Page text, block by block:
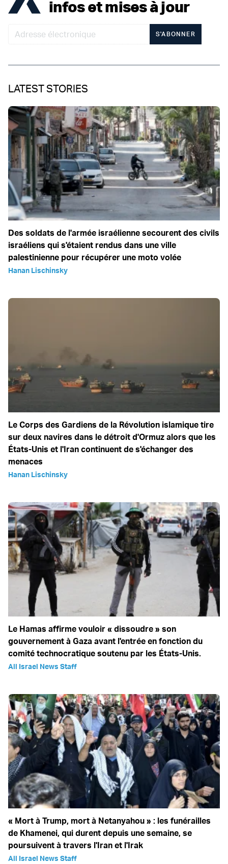
infos et mises à jour
S'ABONNER
LATEST STORIES
Des soldats de l'armée israélienne secourent des civils
israéliens qui s'étaient rendus dans une ville
palestinienne pour récupérer une moto volée
Hanan Lischinsky
Le Corps des Gardiens de la Révolution islamique tire
sur deux navires dans le détroit d'Ormuz alors que les
États-Unis et l'Iran continuent de s'échanger des
menaces
Hanan Lischinsky
Le Hamas affirme vouloir « dissoudre » son
gouvernement à Gaza avant l'entrée en fonction du
comité technocratique soutenu par les États-Unis.
All Israel News Staff
« Mort à Trump, mort à Netanyahou » : les funérailles
de Khamenei, qui durent depuis une semaine, se
poursuivent à travers l'Iran et l'Irak
All Israel News Staff